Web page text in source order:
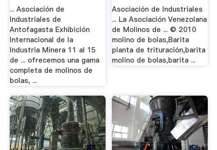
... Asociación de
Industriales de
Antofagasta Exhibición
Internacional de la
Industria Minera 11 al 15
de ... ofrecemos una gama
completa de molinos de
bolas, ...
Asociación de Industriales
... La Asociación Venezolana
de Molinos de ... © 2010
molino de bolas,Barita
planta de trituración,barita
molino de bolas,barita ...